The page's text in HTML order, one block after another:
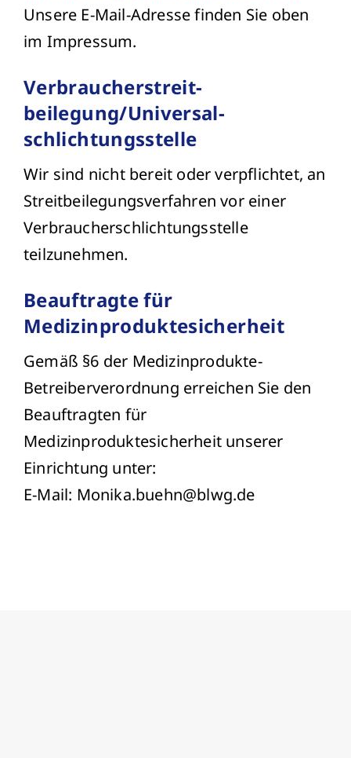
Unsere E-Mail-Adresse finden Sie oben
im Impressum.
Verbraucher­streit­
beilegung/Universal­
schlichtungs­stelle
Wir sind nicht bereit oder verpflichtet, an
Streitbeilegungsverfahren vor einer
Verbraucherschlichtungsstelle
teilzunehmen.
Beauftragte für
Medizinproduktesicherheit
Gemäß §6 der Medizinprodukte-
Betreiberverordnung erreichen Sie den
Beauftragten für
Medizinproduktesicherheit unserer
Einrichtung unter:
E-Mail: Monika.buehn@blwg.de